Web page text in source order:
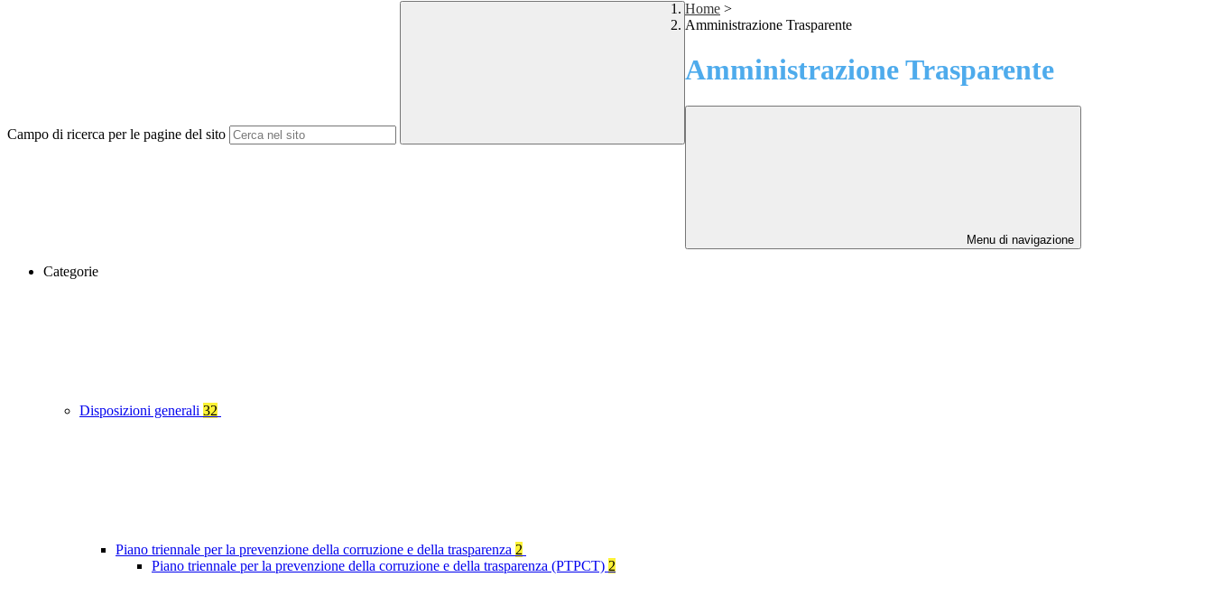
Campo di ricerca per le pagine del sito
Home >
Amministrazione Trasparente
Amministrazione Trasparente
Menu di navigazione
Categorie
Disposizioni generali 32
Piano triennale per la prevenzione della corruzione e della trasparenza 2
Piano triennale per la prevenzione della corruzione e della trasparenza (PTPCT) 2